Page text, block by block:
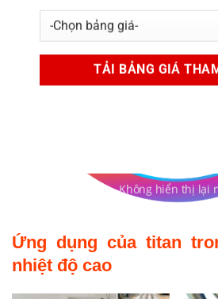
Ứng dụng của titan
nhiệt độ cao